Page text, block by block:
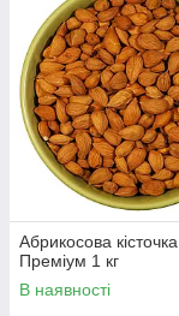
Абрикосова
Преміум 1 кг
В наявності